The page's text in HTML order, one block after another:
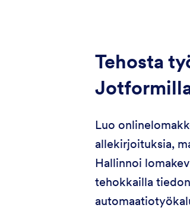
Tehosta
Luo
allekirjoituksia,
Hallinnoi
tehokkailla